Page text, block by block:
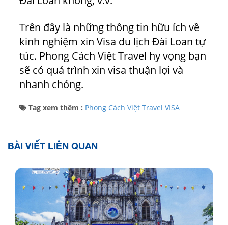
Trên đây là những thông tin hữu ích về
kinh nghiệm xin Visa du lịch Đài Loan tự
túc. Phong Cách Việt Travel hy vọng bạn
sẽ có quá trình xin visa thuận lợi và
nhanh chóng.
Tag xem thêm : Phong Cách Việt Travel VISA
BÀI VIẾT LIÊN QUAN